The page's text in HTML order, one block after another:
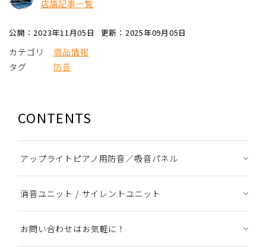
店舗記事一覧
公開：2023年11月05日 更新：2025年09月05日
カテゴリ
商品情報
タグ
防音
CONTENTS
アップライトピアノ用防音／吸音パネル
消音ユニット / サイレントユニット
お問い合わせはお気軽に！